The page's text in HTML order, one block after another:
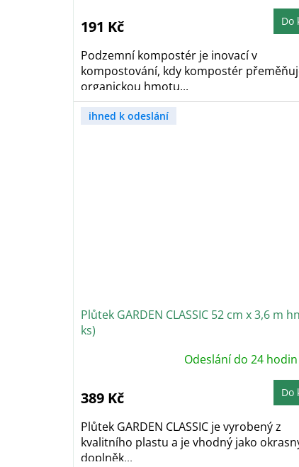
191 Kč Do
Podzemní kompostér je inovací v
kompostování, kdy kompostér
organickou hmotu...
ihned k odeslání
Plůtek GARDEN CLASSIC 52 cm x 3,6 m
ks)
4,8
z
hvězdiček.
Odeslání do 24 hodin
389 Kč Do
Plůtek GARDEN CLASSIC je vyrobený z
kvalitního plastu a je vhodný jako
doplněk...